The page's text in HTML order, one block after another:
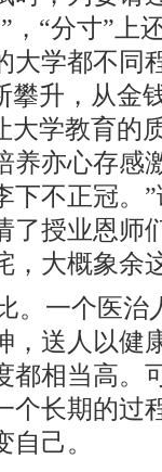
，“分寸”上
大学都不同
升，从金
大学教育的
养亦心存感
下不正冠。
了授业恩师
，大概象余
。一个医治
，送人以健
都相当高。
个长期的过
自己。